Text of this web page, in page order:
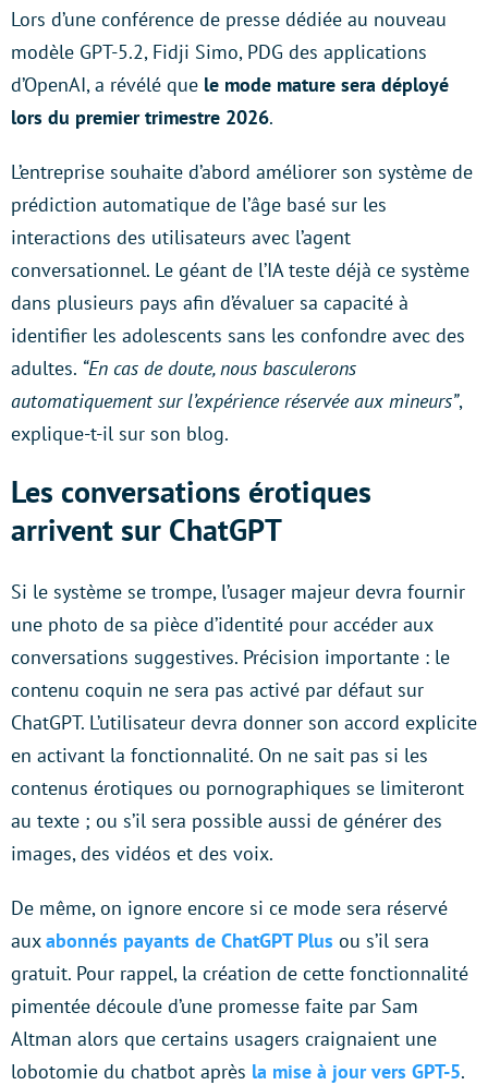
Lors d’une conférence de presse dédiée au nouveau
modèle GPT-5.2, Fidji Simo, PDG des applications
d’OpenAI, a révélé que le mode mature sera déployé
lors du premier trimestre 2026.
L’entreprise souhaite d’abord améliorer son système de
prédiction automatique de l’âge basé sur les
interactions des utilisateurs avec l’agent
conversationnel. Le géant de l’IA teste déjà ce système
dans plusieurs pays afin d’évaluer sa capacité à
identifier les adolescents sans les confondre avec des
adultes. “En cas de doute, nous basculerons
automatiquement sur l’expérience réservée aux mineurs”,
explique-t-il sur son blog.
Les conversations érotiques
arrivent sur ChatGPT
Si le système se trompe, l’usager majeur devra fournir
une photo de sa pièce d’identité pour accéder aux
conversations suggestives. Précision importante : le
contenu coquin ne sera pas activé par défaut sur
ChatGPT. L’utilisateur devra donner son accord explicite
en activant la fonctionnalité. On ne sait pas si les
contenus érotiques ou pornographiques se limiteront
au texte ; ou s’il sera possible aussi de générer des
images, des vidéos et des voix.
De même, on ignore encore si ce mode sera réservé
auxabonnés payants de ChatGPT Plus ou s’il sera
gratuit. Pour rappel, la création de cette fonctionnalité
pimentée découle d’une promesse faite par Sam
Altman alors que certains usagers craignaient une
lobotomie du chatbot après la mise à jour vers GPT-5.